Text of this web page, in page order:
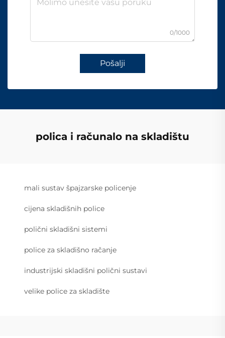
0/1000
Pošalji
polica i računalo na skladištu
mali sustav špajzarske policenje
cijena skladišnih police
polični skladišni sistemi
police za skladišno račanje
industrijski skladišni polični sustavi
velike police za skladište